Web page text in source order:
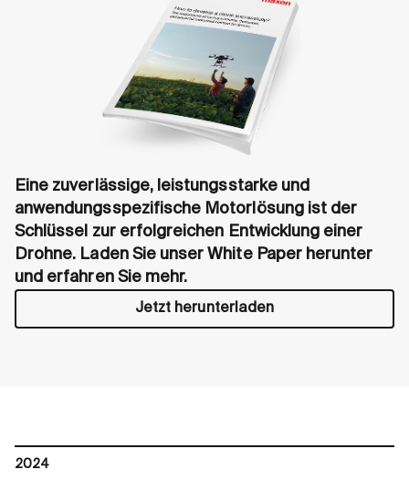
Eine zuverlässige, leistungsstarke und
anwendungsspezifische Motorlösung ist der
Schlüssel zur erfolgreichen Entwicklung einer
Drohne. Laden Sie unser White Paper herunter
und erfahren Sie mehr.
Jetzt herunterladen
2024